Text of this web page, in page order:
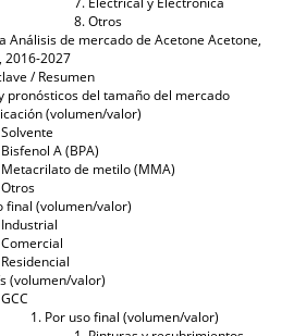
Otros
Análisis de mercado de Acetone Acetone,
2016-2027
/ Resumen
pronósticos del tamaño del mercado
(volumen/valor)
Solvente
Bisfenol A (BPA)
Metacrilato de metilo (MMA)
Otros
final (volumen/valor)
Industrial
Comercial
Residencial
(volumen/valor)
GCC
Por uso final (volumen/valor)